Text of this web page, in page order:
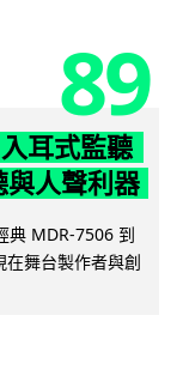
89
耳式監聽
與人聲利器
典 MDR-7506 到
舞台製作者與創